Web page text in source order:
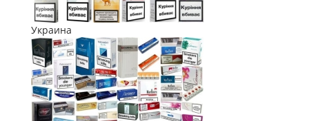
Украина